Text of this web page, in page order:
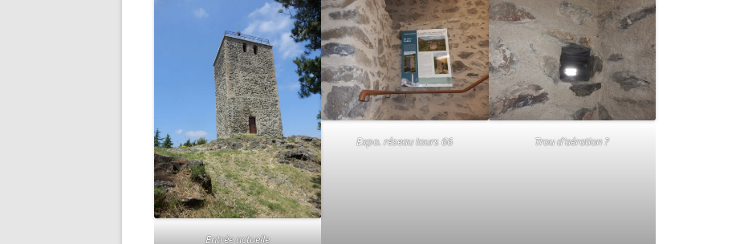
Entrée actuelle
Expo. réseau tours 66 Trou d’aération ?